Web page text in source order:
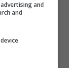
fare.
and
and